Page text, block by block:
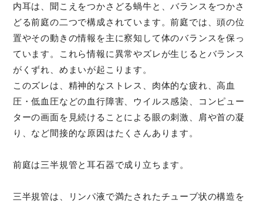
内耳は、聞こえをつかさどる蝸牛と、バランスをつかさ
どる前庭の二つで構成されています。前庭では、頭の位
置やその動きの情報を主に察知して体のバランスを保っ
ています。これら情報に異常やズレが生じるとバランス
がくずれ、めまいが起こります。
このズレは、精神的なストレス、肉体的な疲れ、高血
圧・低血圧などの血行障害、ウイルス感染、コンピュー
ターの画面を見続けることによる眼の刺激、肩や首の凝
り、など間接的な原因はたくさんあります。
前庭は三半規管と耳石器で成り立ちます。
三半規管は、リンパ液で満たされたチューブ状の構造を